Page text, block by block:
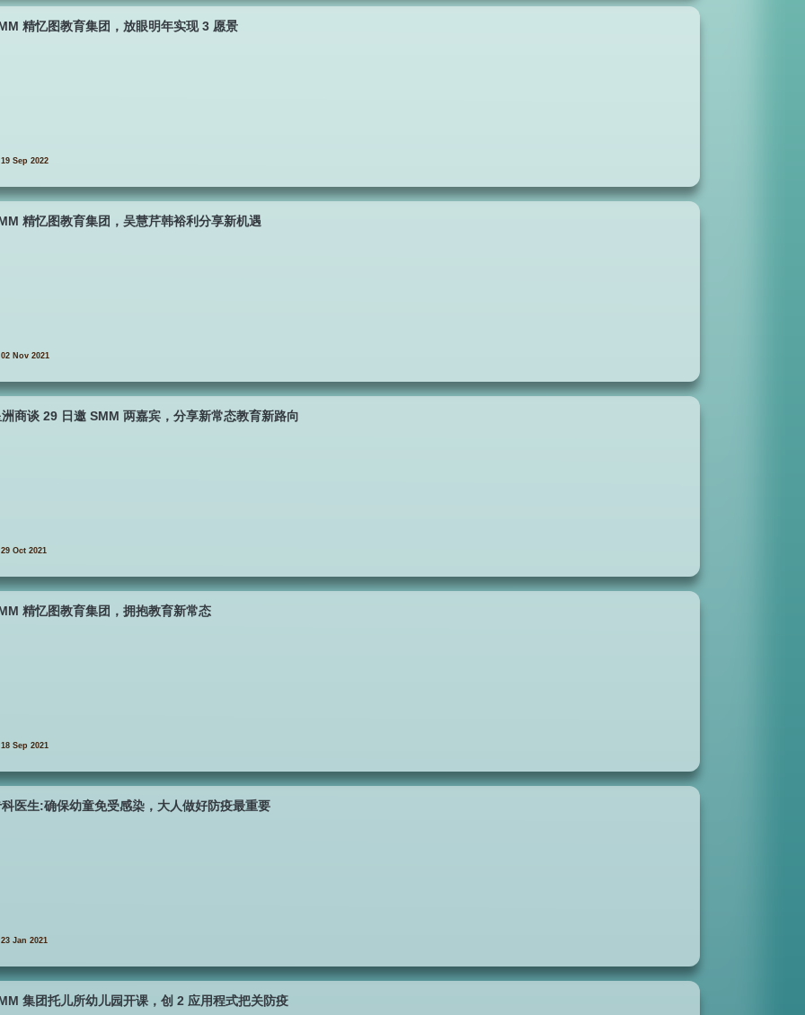
精忆图教育集团，放眼明年实现 3 愿景
19 Sep 2022
精忆图教育集团，吴慧芹韩裕利分享新机遇
02 Nov 2021
商谈 29 日邀 SMM 两嘉宾，分享新常态教育新路向
29 Oct 2021
精忆图教育集团，拥抱教育新常态
18 Sep 2021
医生:确保幼童免受感染，大人做好防疫最重要
23 Jan 2021
集团托儿所幼儿园开课，创 2 应用程式把关防疫